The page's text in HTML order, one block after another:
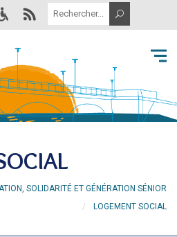
SOLIDARITÉ ET GÉNÉRATION SÉNIOR
LOGEMENT SOCIAL